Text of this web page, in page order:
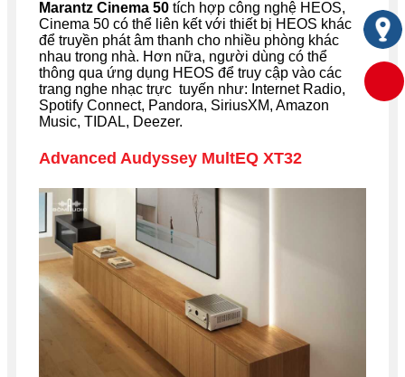
Marantz Cinema 50 tích hợp công nghệ HEOS,
Cinema 50 có thể liên kết với thiết bị HEOS khác
để truyền phát âm thanh cho nhiều phòng khác
nhau trong nhà. Hơn nữa, người dùng có thể
thông qua ứng dụng HEOS để truy cập vào các
trang nghe nhạc trực tuyến như: Internet Radio,
Spotify Connect, Pandora, SiriusXM, Amazon
Music, TIDAL, Deezer.
Advanced Audyssey MultEQ XT32